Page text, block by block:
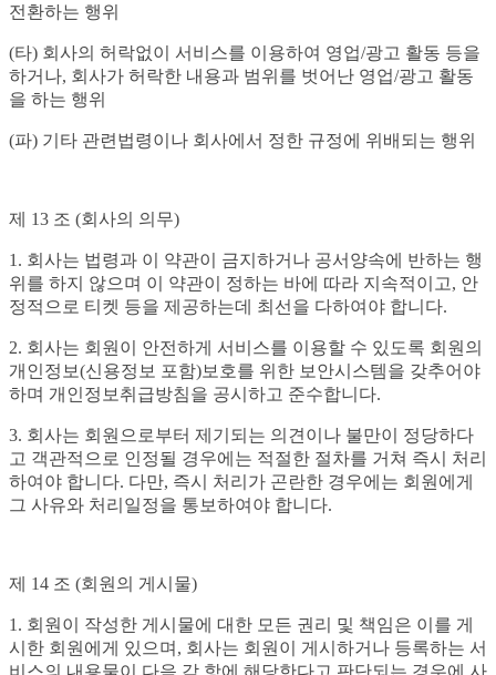
전환하는 행위
(타) 회사의 허락없이 서비스를 이용하여 영업/광고 활동 등을
하거나, 회사가 허락한 내용과 범위를 벗어난 영업/광고 활동
을 하는 행위
(파) 기타 관련법령이나 회사에서 정한 규정에 위배되는 행위
제 13 조 (회사의 의무)
1. 회사는 법령과 이 약관이 금지하거나 공서양속에 반하는 행
위를 하지 않으며 이 약관이 정하는 바에 따라 지속적이고, 안
정적으로 티켓 등을 제공하는데 최선을 다하여야 합니다.
2. 회사는 회원이 안전하게 서비스를 이용할 수 있도록 회원의
개인정보(신용정보 포함)보호를 위한 보안시스템을 갖추어야
하며 개인정보취급방침을 공시하고 준수합니다.
3. 회사는 회원으로부터 제기되는 의견이나 불만이 정당하다
고 객관적으로 인정될 경우에는 적절한 절차를 거쳐 즉시 처리
하여야 합니다. 다만, 즉시 처리가 곤란한 경우에는 회원에게
그 사유와 처리일정을 통보하여야 합니다.
제 14 조 (회원의 게시물)
1. 회원이 작성한 게시물에 대한 모든 권리 및 책임은 이를 게
시한 회원에게 있으며, 회사는 회원이 게시하거나 등록하는 서